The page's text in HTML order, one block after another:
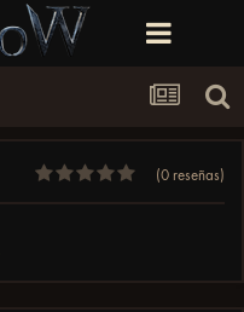
(0 reseñas)